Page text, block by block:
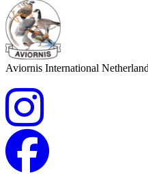
Aviornis International